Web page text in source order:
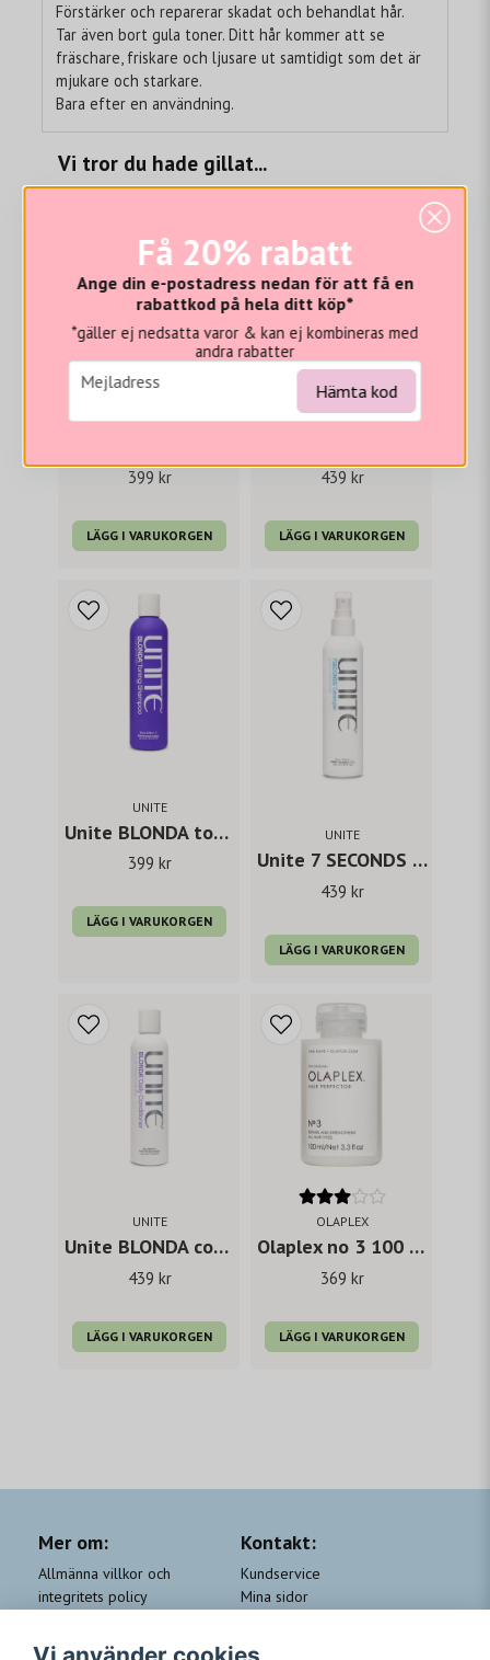
Vi tror du hade gillat...
UNITE
399 kr
LÄGG I VARUKORGEN
UNITE
439 kr
LÄGG I VARUKORGEN
UNITE
Unite BLONDA toning shampoo
399 kr
LÄGG I VARUKORGEN
UNITE
Unite 7 SECONDS condition
439 kr
LÄGG I VARUKORGEN
UNITE
Unite BLONDA conditioner
439 kr
LÄGG I VARUKORGEN
OLAPLEX
Olaplex no 3 100 ml
369 kr
LÄGG I VARUKORGEN
Förstärker och reparerar skadat och behandlat hår.
Tar även bort gula toner. Ditt hår kommer att se
fräschare, friskare och ljusare ut samtidigt som det är
mjukare och starkare.
Bara efter en användning.
Få 20% rabatt
Ange din e-postadress nedan för att få en
rabattkod på hela ditt köp*
*gäller ej nedsatta varor & kan ej kombineras med
andra rabatter
email
Mejladress Hämta kod
Mer om:
Allmänna villkor och
integritets policy
QA
Kontakt:
Kundservice
Mina sidor